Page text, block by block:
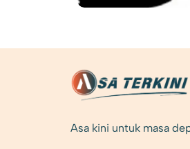
Asa kini untuk masa